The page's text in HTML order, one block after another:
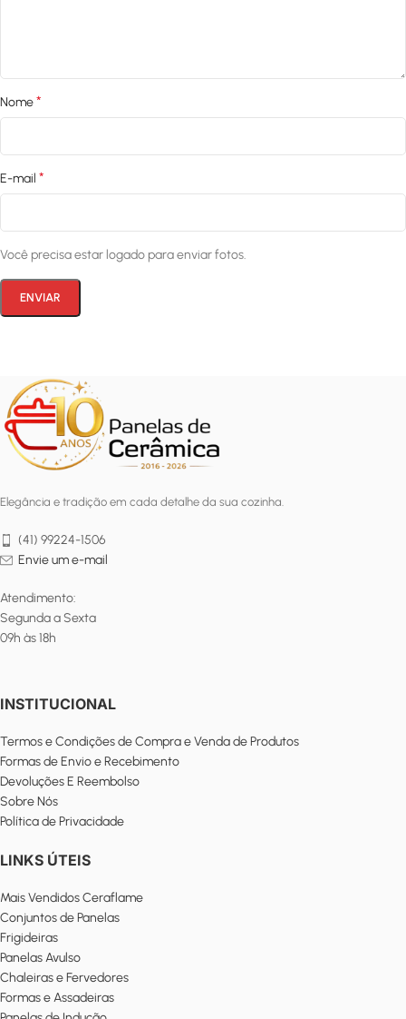
Nome*
E-mail *
Você precisa estar logado para enviar fotos.
Elegância e tradição em cada detalhe da sua cozinha.
(41) 99224-1506
Envie um e-mail
Atendimento:
Segunda a Sexta
09h às 18h
INSTITUCIONAL
Termos e Condições de Compra e Venda de Produtos
Formas de Envio e Recebimento
Devoluções E Reembolso
Sobre Nós
Política de Privacidade
LINKS ÚTEIS
Mais Vendidos Ceraflame
Conjuntos de Panelas
Frigideiras
Panelas Avulso
Chaleiras e Fervedores
Formas e Assadeiras